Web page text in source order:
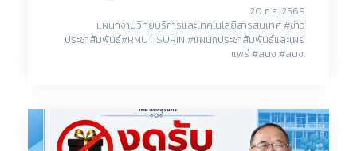
20 ก.ค. 2569
แผนกงานวิทยบริการและเทคโนโลยีสารสนเทศ #ข่าว
ประชาสัมพันธ์#RMUTISURIN #แผนกประชาสัมพันธ์และเผย
แพร่ #สนง #สนง.